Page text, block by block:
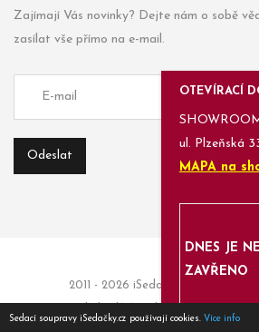
Sedací soupravy iSedačky.cz používají cookies. Více info
Zajímají Vás novinky? Dejte nám o sobě
zasílat vše přímo na e-mail.
2011 - 2026 iSedačky.cz |
OTEVÍRACÍ
ul. Plzeňská
MAPA na
DNES JE
ZAVŘENO